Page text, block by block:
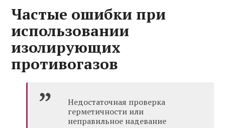
Частые ошибки при
использовании
изолирующих
противогазов
Недостаточная проверка
герметичности или
неправильное надевание